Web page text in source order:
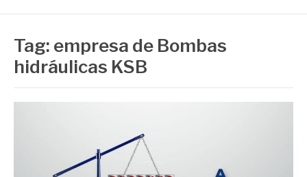
Tag: empresa de Bombas
hidráulicas KSB